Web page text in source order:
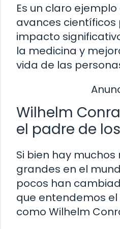
Es un claro
avances científicos
impacto
la medicina y
vida de las
Wilhelm
el padre de
Si bien hay
grandes en el
pocos han
que entendemos
como Wilhelm